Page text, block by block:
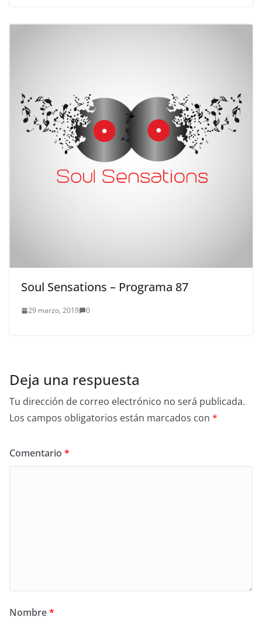
Soul Sensations – Programa 87
29 marzo, 2019 0
Deja una respuesta
Tu dirección de correo electrónico no será publicada.
Los campos obligatorios están marcados con *
Comentario *
Nombre*